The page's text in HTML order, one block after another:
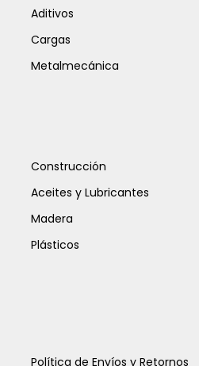
Aditivos
Cargas
Metalmecánica
Construcción
Aceites y Lubricantes
Madera
Plásticos
Política de Envíos y Retornos